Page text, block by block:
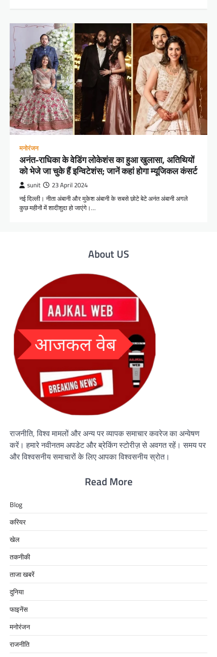
मनोरंजन
अनंत-राधिका के वेडिंग लोकेशंस का हुआ खुलासा, अतिथियों
को भेजे जा चुके हैं इन्विटेशंस; जानें कहां होगा म्यूजिकल कंसर्ट
sunit 23 April 2024
नई दिल्ली। नीता अंबानी और मुकेश अंबानी के सबसे छोटे बेटे अनंत अंबानी अगले
कुछ महीनों में शादीशुदा हो जाएंगे।…
About US
राजनीति, विश्व मामलों और अन्य पर व्यापक समाचार कवरेज का अन्वेषण
करें। हमारे नवीनतम अपडेट और ब्रेकिंग स्टोरीज़ से अवगत रहें। समय पर
और विश्वसनीय समाचारों के लिए आपका विश्वसनीय स्रोत।
Read More
Blog
करियर
खेल
तकनीकी
ताजा खबरें
दुनिया
फाइनेंस
मनोरंजन
राजनीति